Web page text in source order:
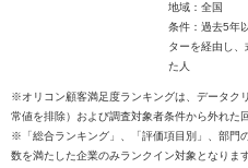
地域：全国
条件：過去5年
ターを経由し
た人
※オリコン顧客満足度ランキングは、データク
常値を排除）および調査対象者条件から外れた
※「総合ランキング」、「評価項目別」、部門
数を満たした企業のみランクイン対象となりま